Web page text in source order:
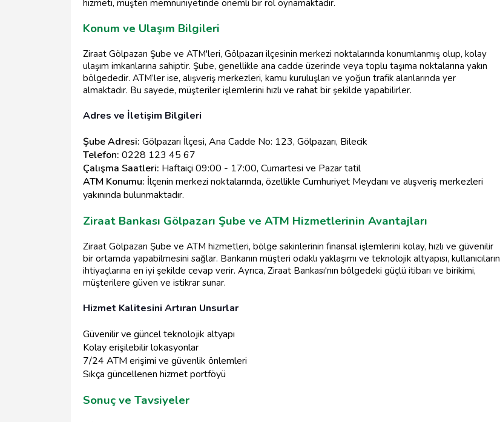
hizmeti, müşteri memnuniyetinde önemli bir rol oynamaktadır.
Konum ve Ulaşım Bilgileri
Ziraat Gölpazarı Şube ve ATM'leri, Gölpazarı ilçesinin merkezi noktalarında konumlanmış olup, kolay
ulaşım imkanlarına sahiptir. Şube, genellikle ana cadde üzerinde veya toplu taşıma noktalarına yakın
bölgededir. ATM’ler ise, alışveriş merkezleri, kamu kuruluşları ve yoğun trafik alanlarında yer
almaktadır. Bu sayede, müşteriler işlemlerini hızlı ve rahat bir şekilde yapabilirler.
Adres ve İletişim Bilgileri
Şube Adresi: Gölpazarı İlçesi, Ana Cadde No: 123, Gölpazarı, Bilecik
Telefon: 0228 123 45 67
Çalışma Saatleri: Haftaiçi 09:00 - 17:00, Cumartesi ve Pazar tatil
ATM Konumu: İlçenin merkezi noktalarında, özellikle Cumhuriyet Meydanı ve alışveriş merkezleri
yakınında bulunmaktadır.
Ziraat Bankası Gölpazarı Şube ve ATM Hizmetlerinin Avantajları
Ziraat Gölpazarı Şube ve ATM hizmetleri, bölge sakinlerinin finansal işlemlerini kolay, hızlı ve güvenilir
bir ortamda yapabilmesini sağlar. Bankanın müşteri odaklı yaklaşımı ve teknolojik altyapısı, kullanıcıların
ihtiyaçlarına en iyi şekilde cevap verir. Ayrıca, Ziraat Bankası'nın bölgedeki güçlü itibarı ve birikimi,
müşterilere güven ve istikrar sunar.
Hizmet Kalitesini Artıran Unsurlar
Güvenilir ve güncel teknolojik altyapı
Kolay erişilebilir lokasyonlar
7/24 ATM erişimi ve güvenlik önlemleri
Sıkça güncellenen hizmet portföyü
Sonuç ve Tavsiyeler